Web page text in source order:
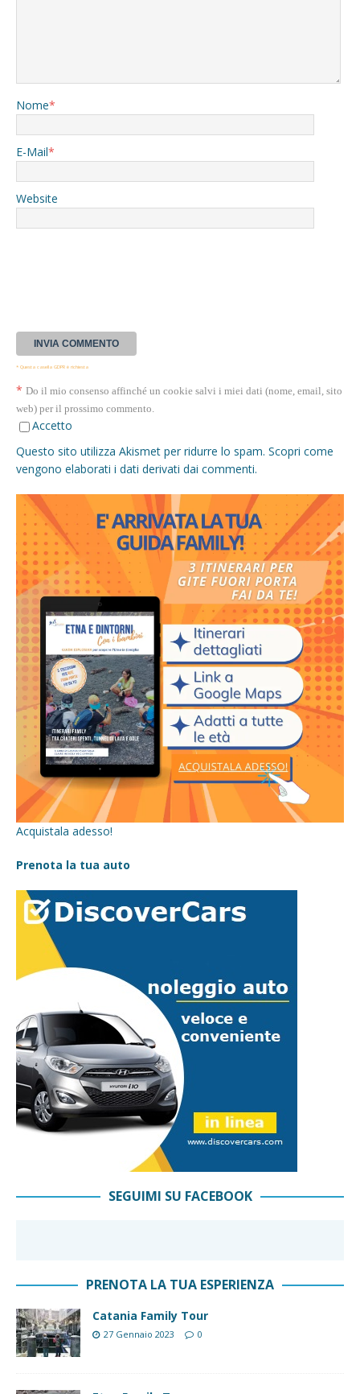
Nome*
E-Mail*
Website
* Questa casella GDPR è richiesta
* Do il mio consenso affinché un cookie salvi i miei dati (nome, email, sito
web) per il prossimo commento.
Accetto
Questo sito utilizza Akismet per ridurre lo spam. Scopri come
vengono elaborati i dati derivati dai commenti.
Acquistala adesso!
Prenota la tua auto
SEGUIMI SU FACEBOOK
PRENOTA LA TUA ESPERIENZA
Catania Family Tour
27 Gennaio 2023 0